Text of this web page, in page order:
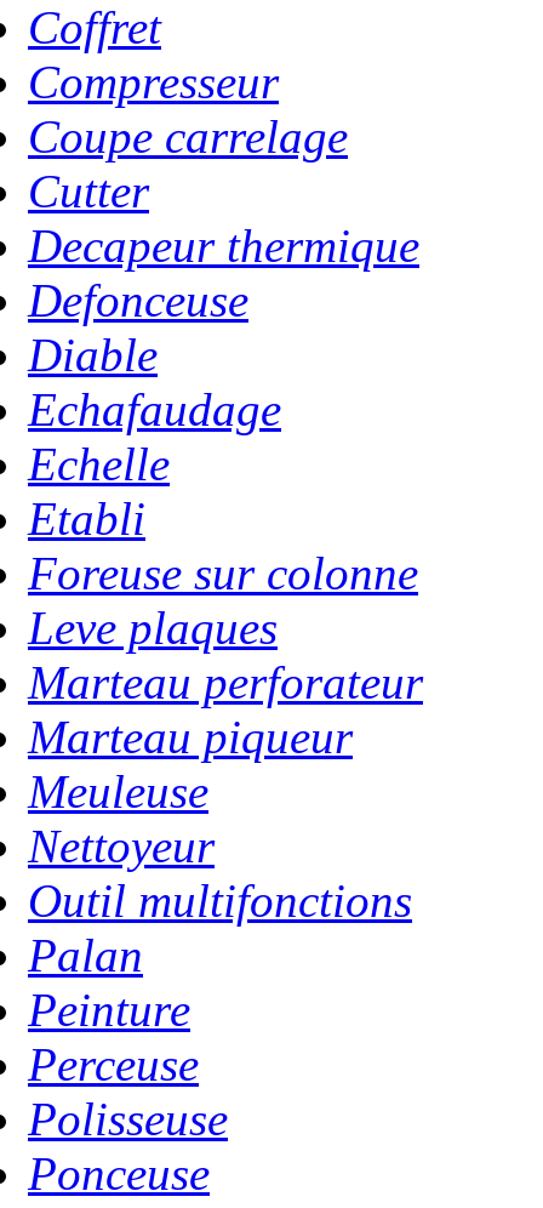
Coffret
Compresseur
Coupe carrelage
Cutter
Decapeur thermique
Defonceuse
Diable
Echafaudage
Echelle
Etabli
Foreuse sur colonne
Leve plaques
Marteau perforateur
Marteau piqueur
Meuleuse
Nettoyeur
Outil multifonctions
Palan
Peinture
Perceuse
Polisseuse
Ponceuse